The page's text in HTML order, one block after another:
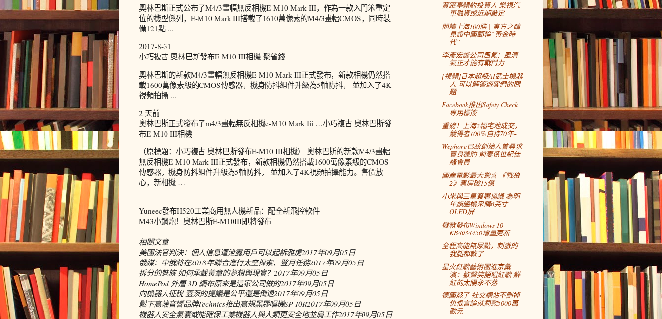
奧林巴斯正式公布了M4/3畫幅無反相機E-M10 Mark III，作為一款入門笨重定
位的機型係列，E-M10 Mark III搭載了1610萬像素的M4/3畫幅CMOS，同時裝
備121點 ...
2017-8-31
小巧複古 奧林巴斯發布E-M10 III相機-聚省錢
奧林巴斯的新款M4/3畫幅無反相機E-M10 Mark III正式發布，新款相機仍然搭
載1600萬像素級的CMOS傳感器，機身防抖組件升級為5軸防抖， 並加入了4K
視頻拍攝 ...
2 天前
奧林巴斯正式發布了m4/3畫幅無反相機e-M10 Mark Iii …小巧複古 奧林巴斯發
布E-M10 III相機
（原標題：小巧複古 奧林巴斯發布E-M10 III相機） 奧林巴斯的新款M4/3畫幅
無反相機E-M10 Mark III正式發布，新款相機仍然搭載1600萬像素級的CMOS
傳感器，機身防抖組件升級為5軸防抖， 並加入了4K視頻拍攝能力。售價放
心，新相機 …
Yuneec發布H520工業商用無人機新品：配全新飛控軟件
M43小鋼炮！奧林巴斯E-M10III即將發布
相關文章
美國法官判決：個人信息遭泄露用戶可以起訴雅虎2017年09月05日
俄媒：中俄將在2018年聯合進行太空探索、登月任務2017年09月05日
拆分的魅族 如何承載黃章的夢想與現實？ 2017年09月05日
HomePod 外層 3D 網布原來是這家公司做的2017年09月05日
向機器人征稅 蓋茨的提議是公平還是倒退2017年09月05日
鬆下高端音響品牌Technics推出高規黑膠唱機SP-10R2017年09月05日
機器人安全氣囊或能確保工業機器人與人類更安全地並肩工作2017年09月05日
賈躍亭頻約投資人 樂視汽
車融資或近期敲定
閱讀上海100勝 | 東方之睛
見證中國郵輪“黃金時
代”
李彥宏談公司風氣：風清
氣正才能有戰鬥力
[視頻]日本超級AI武士機器
人 可以解答遊客們的問
題
Facebook推出Safety Check
專用標簽
重磅！上海2幅宅地成交，
競得者100%自持70年~
Wephone已故創始人曾尋求
賣身獵豹 前妻係世紀佳
緣會員
國產電影最大驚喜 《戰狼
2》票房破15億
小米與三星簽署協議 為明
年旗艦機采購6英寸
OLED屏
微軟發布Windows 10
KB4034450增量更新
全程高能無尿點，刺激的
我腿都軟了
星火紅歌藝術團進京彙
演：歡聲笑語唱紅歌 鮮
紅的太陽永不落
德國怒了 社交網站不刪掉
仇恨言論就罰款5000萬
歐元